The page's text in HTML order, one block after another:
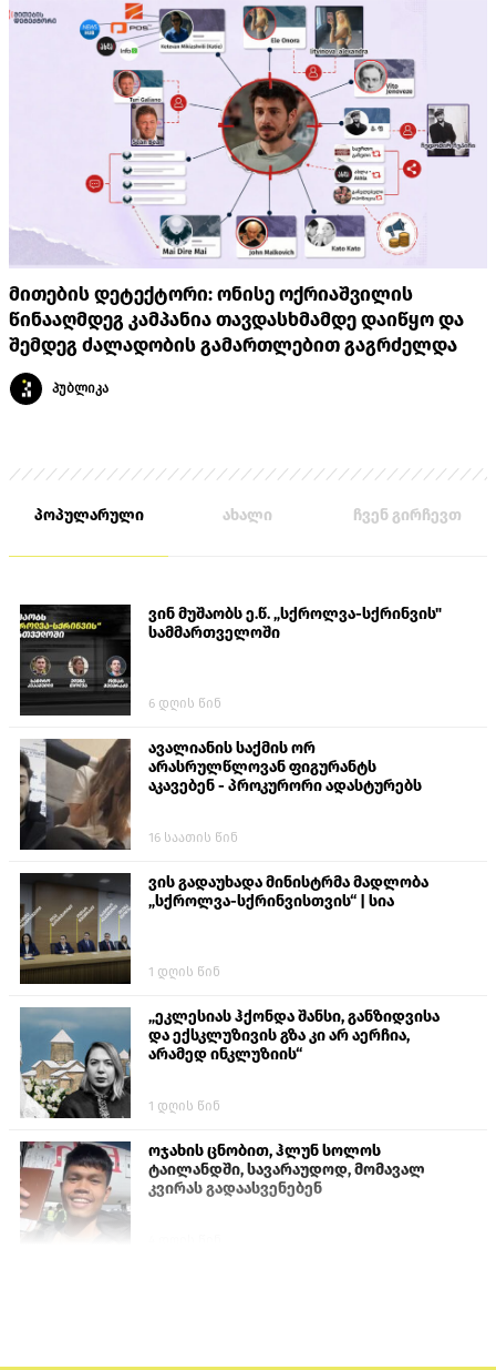
მითების დეტექტორი: ონისე ოქრიაშვილის
წინააღმდეგ კამპანია თავდასხმამდე დაიწყო და
შემდეგ ძალადობის გამართლებით გაგრძელდა
პუბლიკა
პოპულარული ახალი ჩვენ გირჩევთ
ვინ მუშაობს ე.წ. „სქროლვა-სქრინვის"
სამმართველოში
6 დღის წინ
ავალიანის საქმის ორ
არასრულწლოვან ფიგურანტს
აკავებენ - პროკურორი ადასტურებს
16 საათის წინ
ვის გადაუხადა მინისტრმა მადლობა
„სქროლვა-სქრინვისთვის“ | სია
1 დღის წინ
„ეკლესიას ჰქონდა შანსი, განზიდვისა
და ექსკლუზივის გზა კი არ აერჩია,
არამედ ინკლუზიის“
1 დღის წინ
ოჯახის ცნობით, ჰლუნ სოლოს
ტაილანდში, სავარაუდოდ, მომავალ
კვირას გადაასვენებენ